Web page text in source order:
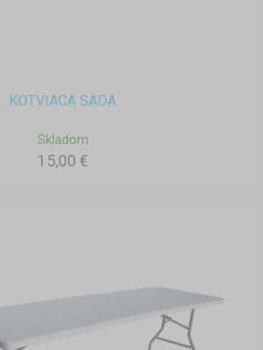
KOTVIACA SADA
Skladom
15,00 €